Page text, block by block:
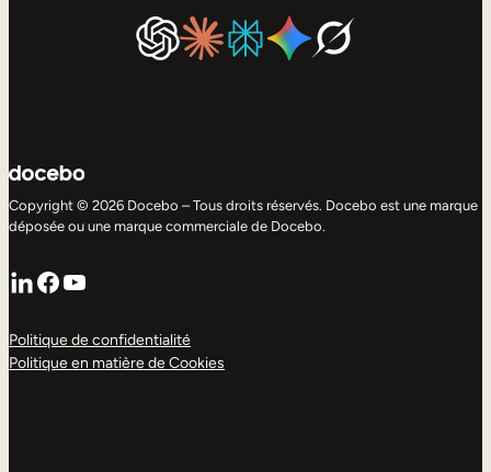
Copyright © 2026 Docebo – Tous droits réservés. Docebo est une marque
déposée ou une marque commerciale de Docebo.
LinkedIn
Facebook
YouTube
Politique de confidentialité
Politique en matière de Cookies